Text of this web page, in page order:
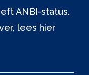
ANBI-status.
lees hier